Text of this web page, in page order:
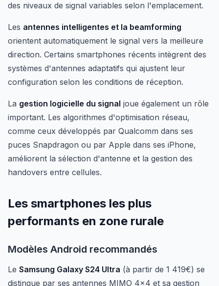
des niveaux de signal variables selon l'emplacement.
Les antennes intelligentes et la beamforming
orientent automatiquement le signal vers la meilleure
direction. Certains smartphones récents intègrent des
systèmes d'antennes adaptatifs qui ajustent leur
configuration selon les conditions de réception.
La gestion logicielle du signal joue également un rôle
important. Les algorithmes d'optimisation réseau,
comme ceux développés par Qualcomm dans ses
puces Snapdragon ou par Apple dans ses iPhone,
améliorent la sélection d'antenne et la gestion des
handovers entre cellules.
Les smartphones les plus
performants en zone rurale
Modèles Android recommandés
Le Samsung Galaxy S24 Ultra (à partir de 1 419€) se
distingue par ses antennes MIMO 4x4 et sa gestion